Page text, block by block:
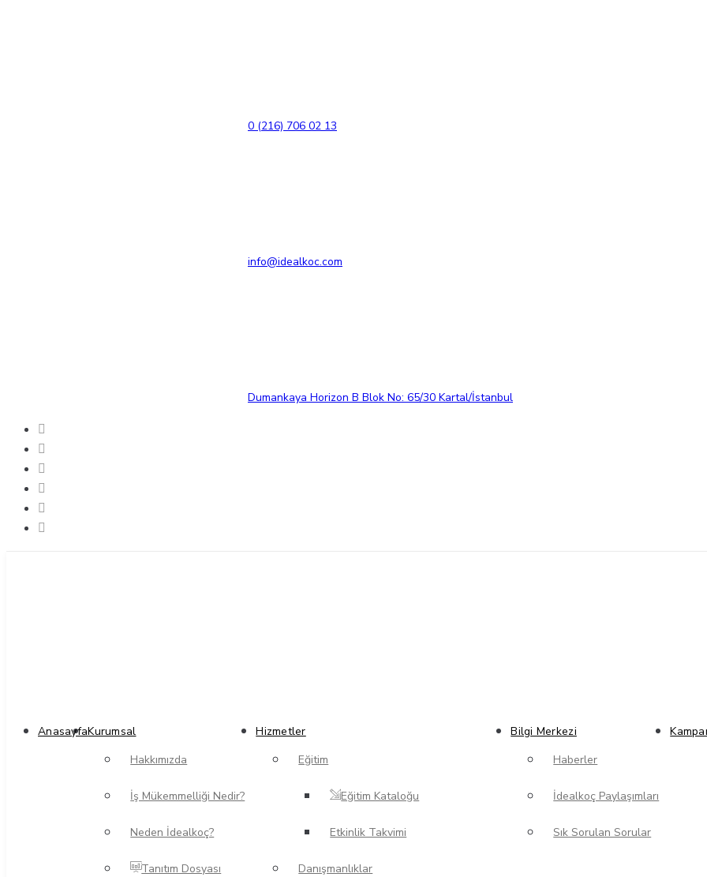
0 (216) 706 02 13
info@idealkoc.com
Dumankaya Horizon B Blok No: 65/30 Kartal/İstanbul
AnasayfaKurumsal
Hakkımızda
İş Mükemmelliği Nedir?
Neden İdealkoç?
Tanıtım Dosyası
Hizmetler
Eğitim
Eğitim Kataloğu
Etkinlik Takvimi
Danışmanlıklar
Bilgi Merkezi
Haberler
İdealkoç Paylaşımları
Sık Sorulan Sorular